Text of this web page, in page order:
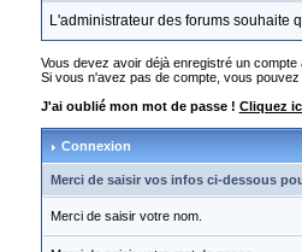
L'administrateur des forums souhaite
Vous devez avoir déjà enregistré un
Si vous n'avez pas de compte, vous
J'ai oublié mon mot de passe ! Cliquez
Connexion
Merci de saisir vos infos ci-dessous
Merci de saisir votre nom.